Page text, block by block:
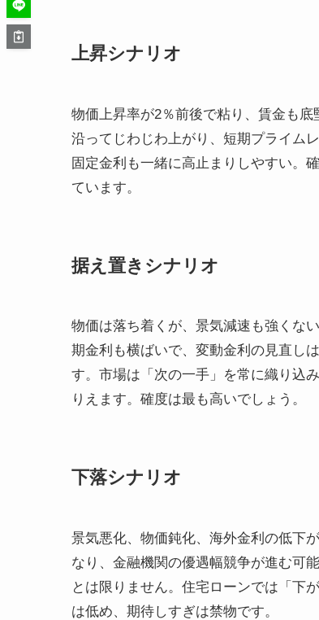
上昇シナリオ
物価上昇率が2％前後で粘り、賃金も
沿ってじわじわ上がり、短期プライム
固定金利も一緒に高止まりしやすい。
ています。
据え置きシナリオ
物価は落ち着くが、景気減速も強くな
期金利も横ばいで、変動金利の見直し
す。市場は「次の一手」を常に織り込
りえます。確度は最も高いでしょう。
下落シナリオ
景気悪化、物価鈍化、海外金利の低下
なり、金融機関の優遇幅競争が進む可
とは限りません。住宅ローンでは「下
は低め、期待しすぎは禁物です。